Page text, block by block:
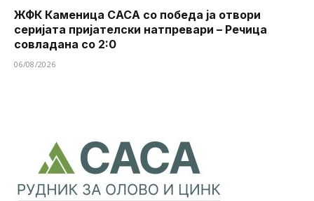
ЖФК Каменица САСА со победа ја отвори
серијата пријателски натпревари – Речица
совладана со 2:0
06/08/2026